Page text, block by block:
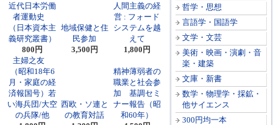
哲学・思想
言語学・国語学
文学・文芸
美術・映画・演劇・音
楽・建築
文庫・新書
数学・物理学・採鉱・
他サイエンス
300円均一本
近代日本労働
者運動史
（日本資本主
義研究叢書）
800円
地域保健と住
民参加
3,500円
人間主義の経
営 : フォード
システムを越
えて
1,800円
主婦之友
（昭和18年6
月・家庭の経
済報国号）若
い海兵団/大空
の兵隊/他
西欧・ソ連と
の教育対話
精神薄弱者の
職業と社会参
加 基調セミ
ナー報告（昭
和60年）